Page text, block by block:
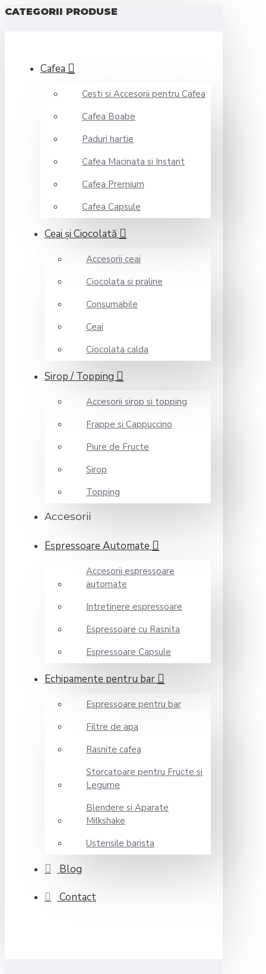
CATEGORII PRODUSE
Cafea
Cesti si Accesorii pentru Cafea
Cafea Boabe
Paduri hartie
Cafea Macinata si Instant
Cafea Premium
Cafea Capsule
Ceai şi Ciocolată
Accesorii ceai
Ciocolata si praline
Consumabile
Ceai
Ciocolata calda
Sirop / Topping
Accesorii sirop si topping
Frappe si Cappuccino
Piure de Fructe
Sirop
Topping
Accesorii
Espressoare Automate
Accesorii espressoare
automate
Intretinere espressoare
Espressoare cu Rasnita
Espressoare Capsule
Echipamente pentru bar
Espressoare pentru bar
Filtre de apa
Rasnite cafea
Storcatoare pentru Fructe si
Legume
Blendere si Aparate
Milkshake
Ustensile barista
Blog
Contact